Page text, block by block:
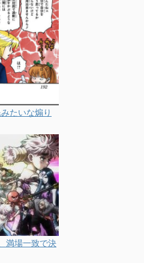
たいな煽り
満場一致で決